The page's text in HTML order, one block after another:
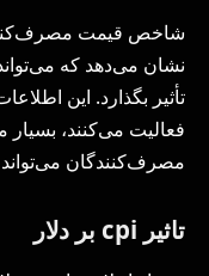
شاخص قیمت
نشان می‌دهد که
تأثیر بگذارد. این
فعالیت می‌کنند، بسیار
مصرف‌کنندگان می‌تواند
تاثیر cpi بر دلار